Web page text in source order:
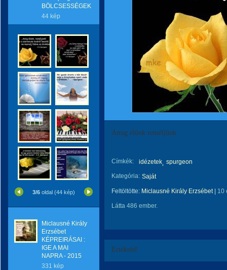
BÖLCSESSÉGEK
44 kép
3/6 oldal (44 kép)
Miclausné Király
Erzsébet
KÉPREIRÁSAI :
IGE A MAI
NAPRA - 2015
331 kép
Amig élünk reméljünk
Címkék: idézetek spurgeon
Kategória: Saját
Feltöltötte: Miclausné Király Erzsébet| 10
Látta 486 ember.
Értékeld!